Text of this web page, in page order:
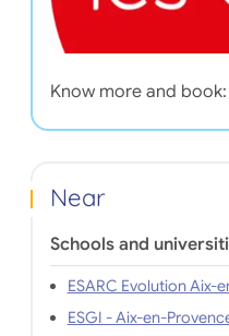
Know more and book:
Near
Schools and